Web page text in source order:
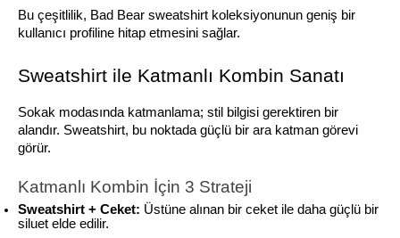
Bu çeşitlilik, Bad Bear sweatshirt koleksiyonunun geniş bir
kullanıcı profiline hitap etmesini sağlar.
Sweatshirt ile Katmanlı Kombin Sanatı
Sokak modasında katmanlama; stil bilgisi gerektiren bir
alandır. Sweatshirt, bu noktada güçlü bir ara katman görevi
görür.
Katmanlı Kombin İçin 3 Strateji
Sweatshirt + Ceket: Üstüne alınan bir ceket ile daha güçlü bir
siluet elde edilir.